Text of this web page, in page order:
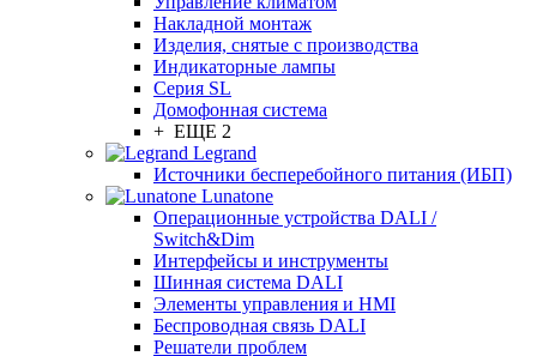
Накладной монтаж
Изделия, снятые с производства
Индикаторные лампы
Серия SL
Домофонная система
+ ЕЩЕ 2
Legrand
Источники бесперебойного питания (ИБП)
Lunatone
Операционные устройства DALI /
Switch&Dim
Интерфейсы и инструменты
Шинная система DALI
Элементы управления и HMI
Беспроводная связь DALI
Решатели проблем